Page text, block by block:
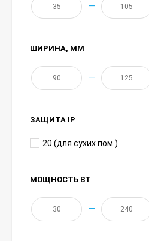
—
ШИРИНА, ММ
—
ЗАЩИТА IP
20 (для сухих пом.)
МОЩНОСТЬ ВТ
—